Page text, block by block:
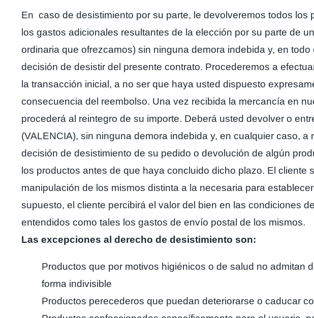
En caso de desistimiento por su parte, le devolveremos todos
los gastos adicionales resultantes de la elección por su parte de
ordinaria que ofrezcamos) sin ninguna demora indebida y, en
decisión de desistir del presente contrato. Procederemos a
la transacción inicial, a no ser que haya usted dispuesto
consecuencia del reembolso. Una vez recibida la mercancía en
procederá al reintegro de su importe. Deberá usted devolver o
(VALENCIA), sin ninguna demora indebida y, en cualquier caso,
decisión de desistimiento de su pedido o devolución de algún
los productos antes de que haya concluido dicho plazo. El
manipulación de los mismos distinta a la necesaria para
supuesto, el cliente percibirá el valor del bien en las condiciones
entendidos como tales los gastos de envío postal de los mismos.
Las excepciones al derecho de desistimiento son:
Productos que por motivos higiénicos o de salud no
forma indivisible
Productos perecederos que puedan deteriorarse o caducar